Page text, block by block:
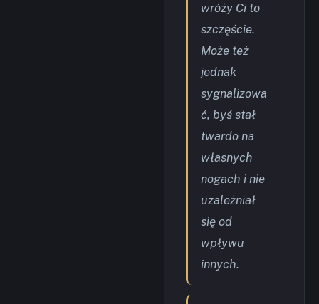
wróży Ci to
szczęście.
Może też
jednak
sygnalizowa
ć, byś stał
twardo na
własnych
nogach i nie
uzależniał
się od
wpływu
innych.